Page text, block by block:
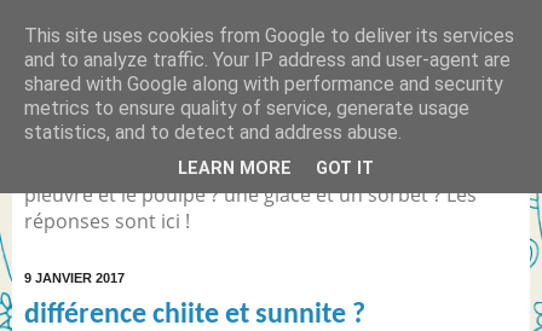
Quelle est la différence
entre... ?
Différence entre Coca Light et le Coca Zéro ? la
pieuvre et le poulpe ? une glace et un sorbet ? Les
réponses sont ici !
9 JANVIER 2017
différence chiite et sunnite ?
This site uses cookies from Google to deliver its services
and to analyze traffic. Your IP address and user-agent are
shared with Google along with performance and security
metrics to ensure quality of service, generate usage
statistics, and to detect and address abuse.
LEARN MORE GOT IT